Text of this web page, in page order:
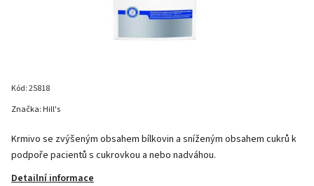
Kód:25818
Krmivo se zvýšeným obsahem bílkovin a sníženým obsahem cukrů k
podpoře pacientů s cukrovkou a nebo nadváhou.
Detailní informace
Značka: Hill's